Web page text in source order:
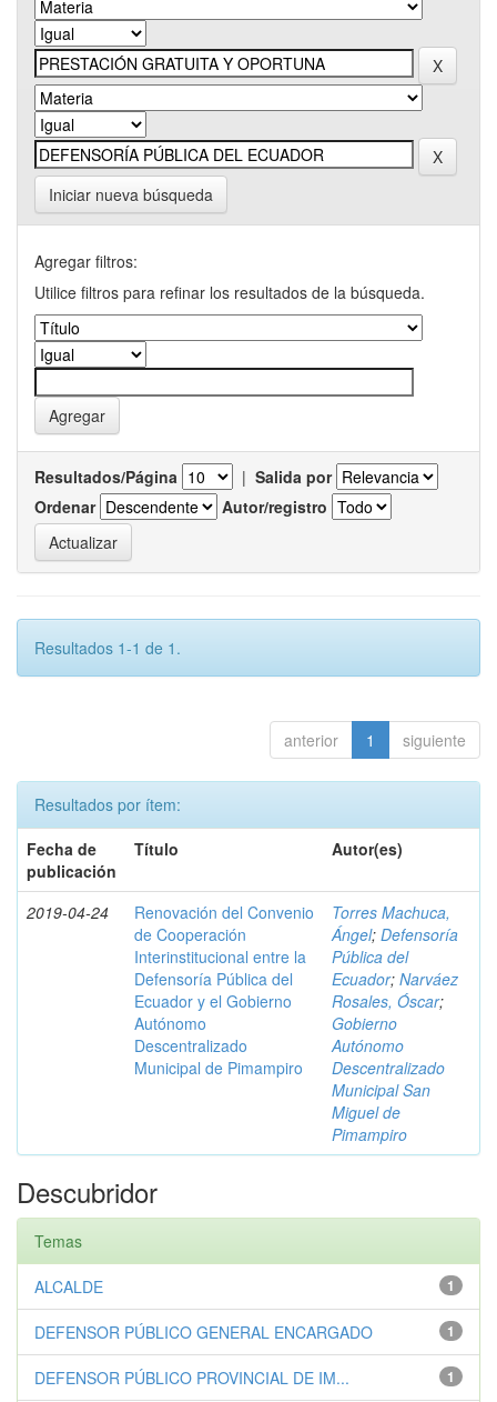
Iniciar nueva búsqueda
Agregar filtros:
Utilice filtros para refinar los resultados de la búsqueda.
Resultados/Página | Salida por
Ordenar
Autor/registro
Resultados 1-1 de 1.
anterior 1 siguiente
Resultados por ítem:
Fecha de
publicación
Título Autor(es)
2019-04-24
Renovación del Convenio
de Cooperación
Interinstitucional entre la
Defensoría Pública del
Ecuador y el Gobierno
Autónomo
Descentralizado
Municipal de Pimampiro
Torres Machuca,
Ángel; Defensoría
Pública del
Ecuador; Narváez
Rosales, Óscar;
Gobierno
Autónomo
Descentralizado
Municipal San
Miguel de
Pimampiro
Descubridor
Temas
1
ALCALDE
1
DEFENSOR PÚBLICO GENERAL ENCARGADO
1
DEFENSOR PÚBLICO PROVINCIAL DE IM...